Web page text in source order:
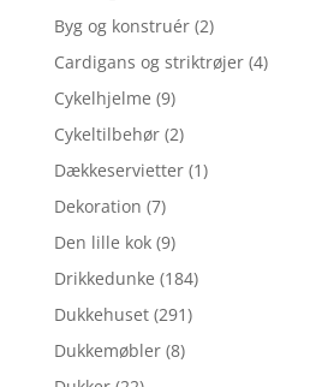
Byg og konstruér (2)
Cardigans og striktrøjer (4)
Cykelhjelme (9)
Cykeltilbehør (2)
Dækkeservietter (1)
Dekoration (7)
Den lille kok (9)
Drikkedunke (184)
Dukkehuset (291)
Dukkemøbler (8)